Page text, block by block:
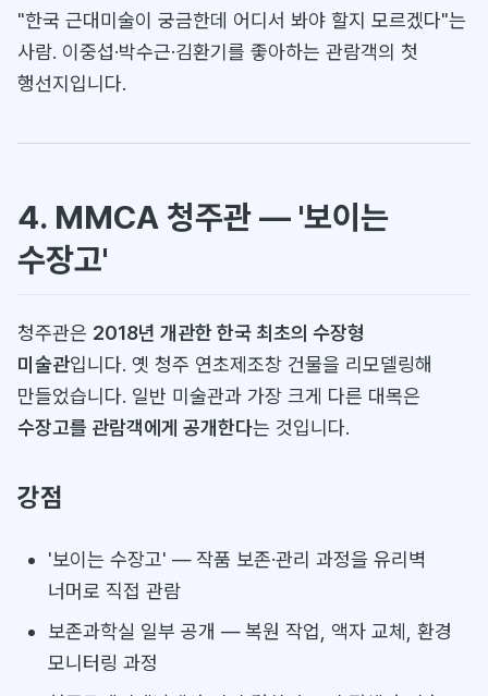
"한국 근대미술이 궁금한데 어디서 봐야 할지 모르겠다"는
사람. 이중섭·박수근·김환기를 좋아하는 관람객의 첫
행선지입니다.
4. MMCA 청주관 — '보이는
수장고'
청주관은 2018년 개관한 한국 최초의 수장형
미술관입니다. 옛 청주 연초제조창 건물을 리모델링해
만들었습니다. 일반 미술관과 가장 크게 다른 대목은
수장고를 관람객에게 공개한다는 것입니다.
강점
'보이는 수장고' — 작품 보존·관리 과정을 유리벽
너머로 직접 관람
보존과학실 일부 공개 — 복원 작업, 액자 교체, 환경
모니터링 과정